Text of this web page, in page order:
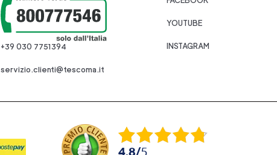
+39 030 7751394
servizio.clienti@tescoma.it
YOUTUBE
INSTAGRAM
4.8/5